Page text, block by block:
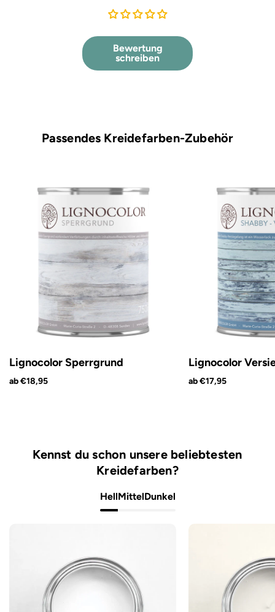
Bewertung
schreiben
Passendes Kreidefarben-Zubehör
Lignocolor Sperrgrund
ab €18,95
Lignocolor
ab €17,95
Kennst du schon unsere beliebtesten
Kreidefarben?
HellMittelDunkel